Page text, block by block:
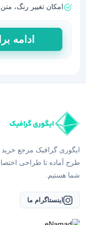
امکان تغییر رنگ،
پس
زمینه
عدد
ادامه
ایگوری گرافیک مرجع خرید
طرح آماده تا طراحی
شما هستیم.
اینستاگرام ما